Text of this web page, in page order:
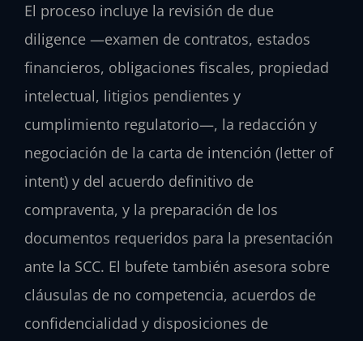
El proceso incluye la revisión de due
diligence —examen de contratos, estados
financieros, obligaciones fiscales, propiedad
intelectual, litigios pendientes y
cumplimiento regulatorio—, la redacción y
negociación de la carta de intención (letter of
intent) y del acuerdo definitivo de
compraventa, y la preparación de los
documentos requeridos para la presentación
ante la SCC. El bufete también asesora sobre
cláusulas de no competencia, acuerdos de
confidencialidad y disposiciones de